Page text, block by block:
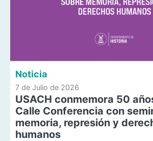
Noticia
7 de Julio de 2026
USACH conmemora 50
Calle Conferencia con
memoria, represión y
humanos